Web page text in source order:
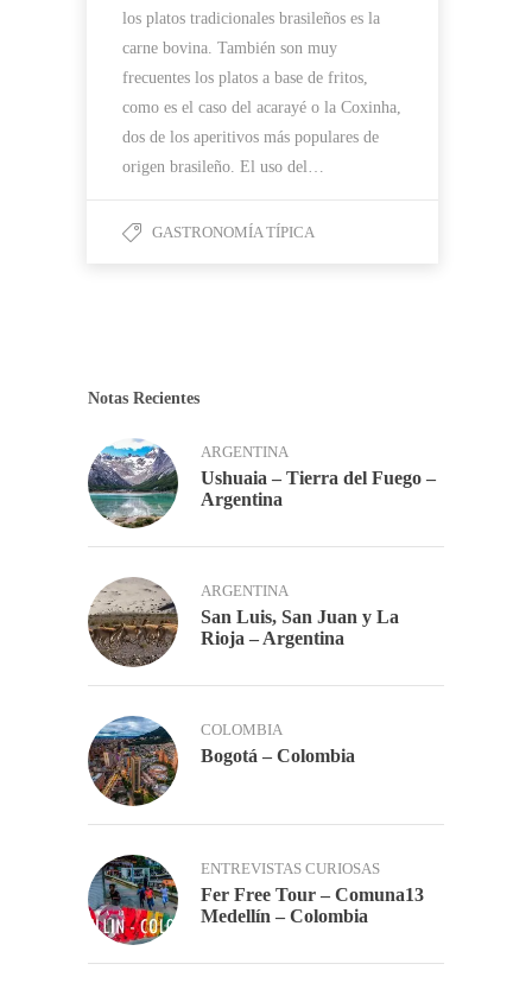
los platos tradicionales brasileños es la
carne bovina. También son muy
frecuentes los platos a base de fritos,
como es el caso del acarayé o la Coxinha,
dos de los aperitivos más populares de
origen brasileño. El uso del…
GASTRONOMÍA TÍPICA
Notas Recientes
ARGENTINA
Ushuaia – Tierra del Fuego –
Argentina
ARGENTINA
San Luis, San Juan y La
Rioja – Argentina
COLOMBIA
Bogotá – Colombia
ENTREVISTAS CURIOSAS
Fer Free Tour – Comuna13
Medellín – Colombia